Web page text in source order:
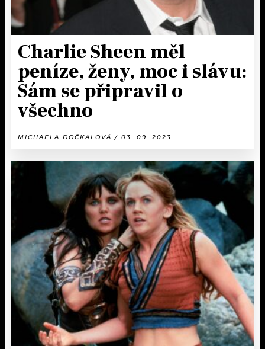
Charlie Sheen měl
peníze, ženy, moc i slávu:
Sám se připravil o
všechno
MICHAELA DOČKALOVÁ / 03. 09. 2023